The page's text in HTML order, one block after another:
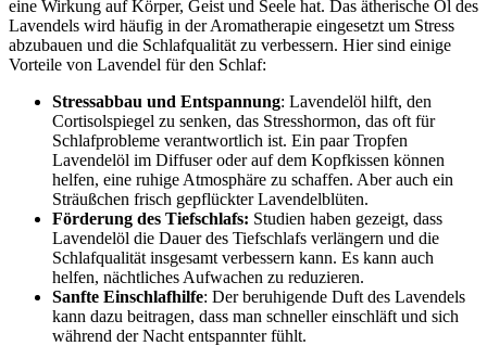
eine Wirkung auf Körper, Geist und Seele hat. Das ätherische Öl des
Lavendels wird häufig in der Aromatherapie eingesetzt um Stress
abzubauen und die Schlafqualität zu verbessern. Hier sind einige
Vorteile von Lavendel für den Schlaf:
Stressabbau und Entspannung: Lavendelöl hilft, den
Cortisolspiegel zu senken, das Stresshormon, das oft für
Schlafprobleme verantwortlich ist. Ein paar Tropfen
Lavendelöl im Diffuser oder auf dem Kopfkissen können
helfen, eine ruhige Atmosphäre zu schaffen. Aber auch ein
Sträußchen frisch gepflückter Lavendelblüten.
Förderung des Tiefschlafs: Studien haben gezeigt, dass
Lavendelöl die Dauer des Tiefschlafs verlängern und die
Schlafqualität insgesamt verbessern kann. Es kann auch
helfen, nächtliches Aufwachen zu reduzieren.
Sanfte Einschlafhilfe: Der beruhigende Duft des Lavendels
kann dazu beitragen, dass man schneller einschläft und sich
während der Nacht entspannter fühlt.